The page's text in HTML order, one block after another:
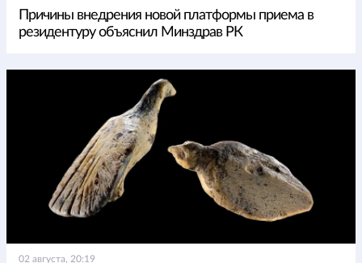
Причины внедрения новой платформы приема в
резидентуру объяснил Минздрав РК
02 августа, 20:19